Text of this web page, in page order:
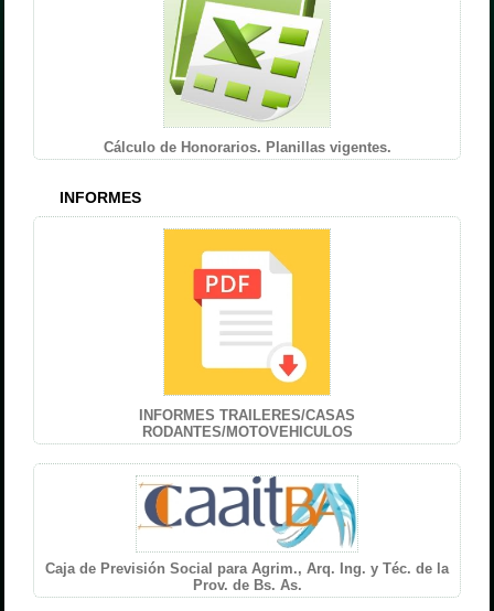
Cálculo de Honorarios. Planillas vigentes.
INFORMES
INFORMES TRAILERES/CASAS
RODANTES/MOTOVEHICULOS
Caja de Previsión Social para Agrim., Arq. Ing. y Téc. de la
Prov. de Bs. As.